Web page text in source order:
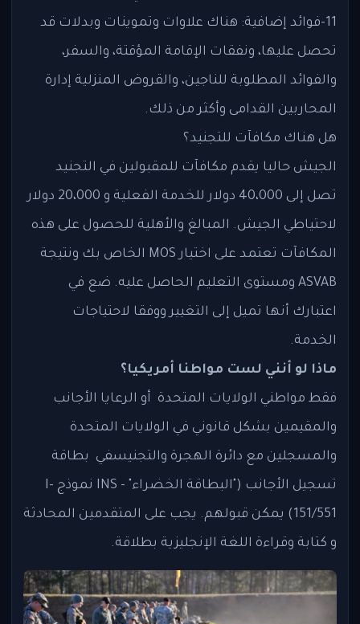
11-فوائد إضافية: هناك علاوات وتموينات وبدلات قد
تحصل عليها، ونفقات الإقامة المؤقتة، والسفر،
والفوائد المطلوبة للناجين، والقروض المنزلية إدارة
المحاربين القدامى وأكثر من ذلك.
هل هناك مكافآت للتجنيد؟
الجيش حاليا يقدم مكافآت للمقبولين في التجنيد
تصل إلى 40،000 دولار للخدمة الفعلية و 20،000 دولار
لاحتياطي الجيش. المبالغ والأهلية للحصول على هذه
المكافآت تعتمد على اختيار MOS الخاص بك ونتيجة
ASVAB ومستوى التعليم الحاصل عليه. ضع في
اعتبارك أنها تميل إلى التغيير ووفقا لاحتياجات
الخدمة.
ماذا لو أنني لست مواطنا أمريكيا؟
فقط مواطني الولايات المتحدة أو الرعايا الأجانب
والمقيمين بشكل قانوني في الولايات المتحدة
والمسجلين مع دائرة الهجرة والتجنيسفي بطاقة
تسجيل الأجانب ("البطاقة الخضراء" - INS نموذج I-
151/551) يمكن قبولهم. يجب على المتقدمين المحادثة
و كتابة وقراءة اللغة الإنجليزية بطلاقة.